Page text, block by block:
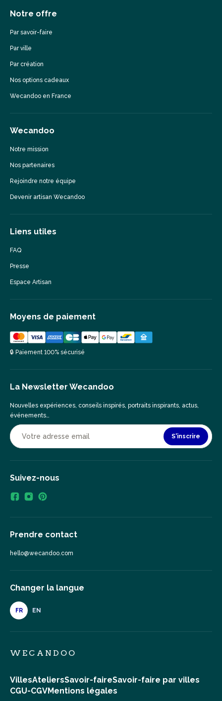
Notre offre
Par savoir-faire
Par ville
Par création
Nos options cadeaux
Wecandoo en France
Wecandoo
Notre mission
Nos partenaires
Rejoindre notre équipe
Devenir artisan Wecandoo
Liens utiles
FAQ
Presse
Espace Artisan
Moyens de paiement
🔒 Paiement 100% sécurisé
La Newsletter Wecandoo
Nouvelles expériences, conseils inspirés, portraits inspirants, actus,
événements…
S'inscrire
Suivez-nous
Prendre contact
hello@wecandoo.com
Changer la langue
FR EN
WECANDOO
VillesAteliersSavoir-faireSavoir-faire par villes
CGU-CGVMentions légales